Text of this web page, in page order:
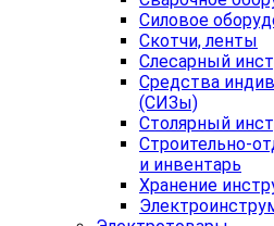
Силовое
Скотчи, ленты
Слесарный
Средства
(СИЗы)
Столярный
Строительно-
и инвентарь
Хранение